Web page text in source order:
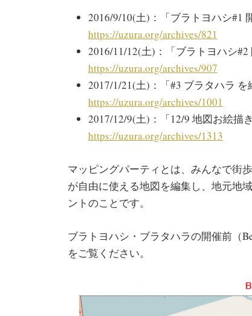
2016/9/10(土)：「ブラトヨハシ#1
https://uzura.org/archives/821
2016/11/12(土)：「ブラトヨハシ#2
https://uzura.org/archives/907
2017/1/21(土)：「#3 ブラタハラ を
https://uzura.org/archives/1001
2017/12/9(土)：「12/9 地図お絵描
https://uzura.org/archives/1313
マッピングパーティとは、みんなで街
が自由に使える地図を編集し、地元地
ントのことです。
ブラトヨハシ・ブラタハラの開催前（
をご覧ください。